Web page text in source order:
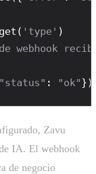
get ( 'type' )
webhook
"status" : "ok"})
Zavu
IA. El webhook
de negocio